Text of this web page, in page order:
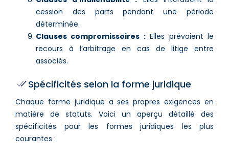
cession des parts pendant une période
déterminée.
Clauses compromissoires :Elles prévoient le
recours à l’arbitrage en cas de litige entre
associés.
Spécificités selon la forme juridique
Chaque forme juridique a ses propres exigences en
matière de statuts. Voici un aperçu détaillé des
spécificités pour les formes juridiques les plus
courantes :